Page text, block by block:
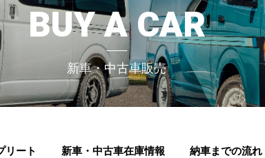
BUY A CAR
新車・中古車販売
リート 新車・中古車在庫情報 納車までの流れ